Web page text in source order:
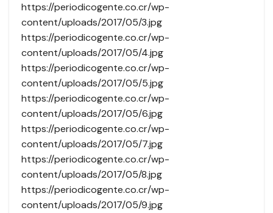
https://periodicogente.co.cr/wp-
content/uploads/2017/05/3.jpg
https://periodicogente.co.cr/wp-
content/uploads/2017/05/4.jpg
https://periodicogente.co.cr/wp-
content/uploads/2017/05/5.jpg
https://periodicogente.co.cr/wp-
content/uploads/2017/05/6.jpg
https://periodicogente.co.cr/wp-
content/uploads/2017/05/7.jpg
https://periodicogente.co.cr/wp-
content/uploads/2017/05/8.jpg
https://periodicogente.co.cr/wp-
content/uploads/2017/05/9.jpg